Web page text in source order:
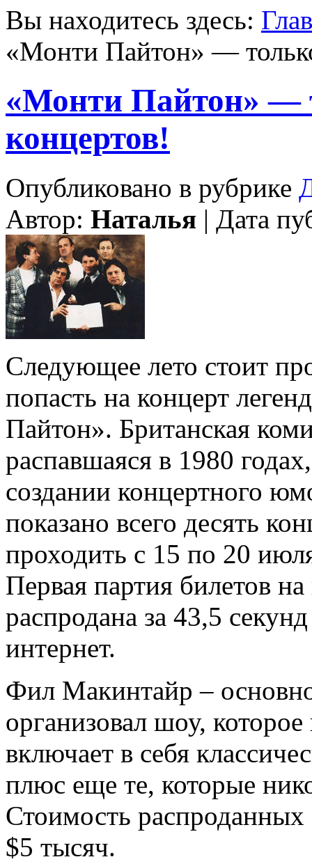
Вы находитесь здесь:
«Монти Пайтон» —
«Монти Пайтон» —
концертов!
Опубликовано в рубрике
Автор: Наталья | Дата
Следующее лето стоит
попасть на концерт
Пайтон». Британская
распавшаяся в 1980
создании концертного
показано всего десять
проходить с 15 по 20
Первая партия билетов
распродана за 43,5
интернет.
Фил Макинтайр –
организовал шоу,
включает в себя
плюс еще те, которые
Стоимость распроданных
$5 тысяч.